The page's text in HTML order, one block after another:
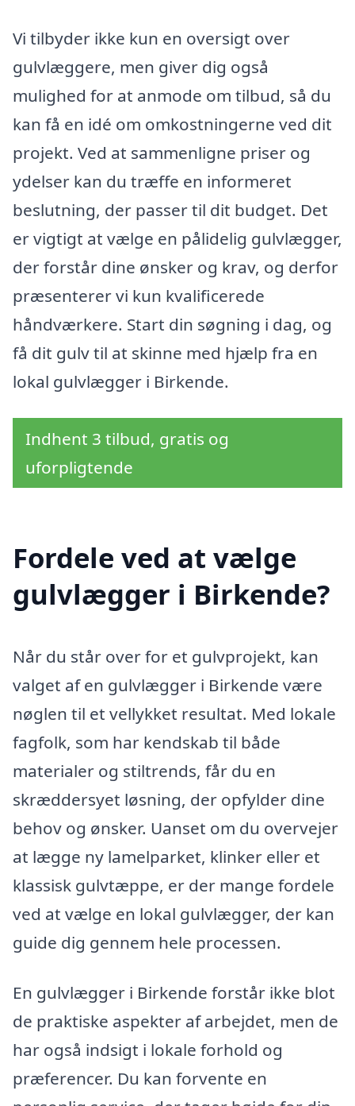
Vi tilbyder ikke kun en oversigt over
gulvlæggere, men giver dig også
mulighed for at anmode om tilbud, så du
kan få en idé om omkostningerne ved dit
projekt. Ved at sammenligne priser og
ydelser kan du træffe en informeret
beslutning, der passer til dit budget. Det
er vigtigt at vælge en pålidelig gulvlægger,
der forstår dine ønsker og krav, og derfor
præsenterer vi kun kvalificerede
håndværkere. Start din søgning i dag, og
få dit gulv til at skinne med hjælp fra en
lokal gulvlægger i Birkende.
Indhent 3 tilbud, gratis og
uforpligtende
Fordele ved at vælge
gulvlægger i Birkende?
Når du står over for et gulvprojekt, kan
valget af en gulvlægger i Birkende være
nøglen til et vellykket resultat. Med lokale
fagfolk, som har kendskab til både
materialer og stiltrends, får du en
skræddersyet løsning, der opfylder dine
behov og ønsker. Uanset om du overvejer
at lægge ny lamelparket, klinker eller et
klassisk gulvtæppe, er der mange fordele
ved at vælge en lokal gulvlægger, der kan
guide dig gennem hele processen.
En gulvlægger i Birkende forstår ikke blot
de praktiske aspekter af arbejdet, men de
har også indsigt i lokale forhold og
præferencer. Du kan forvente en